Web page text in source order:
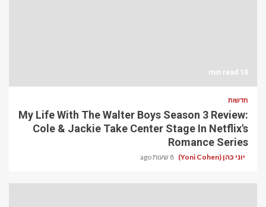
10 min read
חדשות
My Life With The Walter Boys Season 3 Review:
Cole & Jackie Take Center Stage In Netflix's
Romance Series
יוני כהן (Yoni Cohen) 8 שעות ago